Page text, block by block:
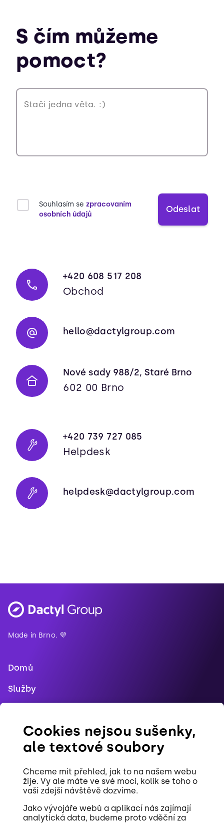
S čím můžeme
pomoct?
Souhlasím se zpracovaním
osobních údajů
Odeslat
+420 608 517 208
Obchod
hello@dactylgroup.com
Nové sady 988/2, Staré Brno
602 00 Brno
+420 739 727 085
Helpdesk
helpdesk@dactylgroup.com
Cookies nejsou sušenky,
ale textové soubory
Chceme mít přehled, jak to na našem webu
žije. Vy ale máte ve své moci, kolik se toho o
vaší zdejší návštěvě dozvíme.
Jako vývojáře webů a aplikací nás zajímají
analytická data, budeme proto vděční za
Made in Brno. 💜
Domů
Služby
Reference
Pracovní pozice
Kontakt
Cookies